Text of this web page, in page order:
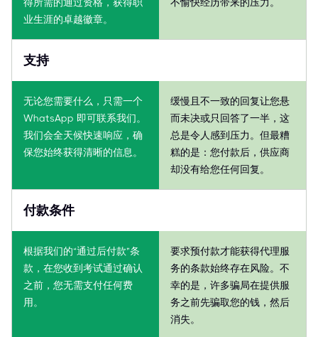
业生涯的卓越徽章。
支持
无论您需要什么，只需一个
WhatsApp 即可联系我们。
我们会全天候快速响应，确
保您始终获得清晰的信息。
缓慢且不一致的回复让您悬
而未决或只回答了一半，这
总是令人感到压力。但最糟
糕的是：您付款后，供应商
却没有给您任何回复。
付款条件
根据我们的“通过后付款”条
款，在您收到考试通过确认
之前，您无需支付任何费
用。
要求预付款才能获得代理服
务的条款始终存在风险。不
幸的是，许多骗局在提供服
务之前先骗取您的钱，然后
消失。